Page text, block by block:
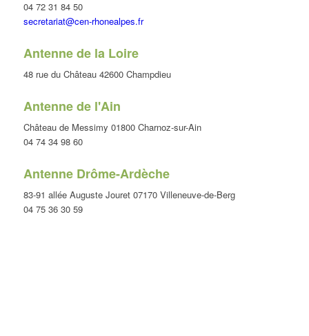
04 72 31 84 50
secretariat@cen-rhonealpes.fr
Antenne de la Loire
48 rue du Château 42600 Champdieu
Antenne de l'Ain
Château de Messimy 01800 Charnoz-sur-Ain
04 74 34 98 60
Antenne Drôme-Ardèche
83-91 allée Auguste Jouret 07170 Villeneuve-de-Berg
04 75 36 30 59